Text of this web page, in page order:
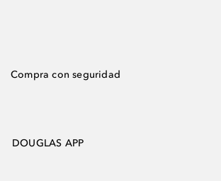
Compra con seguridad
DOUGLAS APP